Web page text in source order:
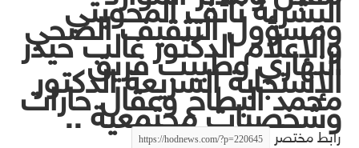
البشرية نائف المحويتي
ومسؤول التثقيف الصحي
والإعلام الدكتور غالب حيدر
النهاري وطبيب فريق
الإستجابة السريعة الدكتور
محمد البطاح وعقال حارات
وشخصيات مجتمعية ..
رابط مختصر